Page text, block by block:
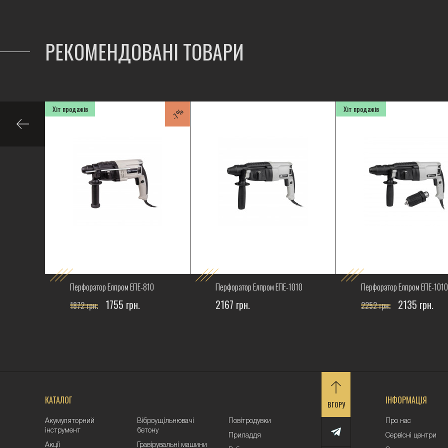
РЕКОМЕНДОВАНІ ТОВАРИ
Хіт продажів -7%
Перфоратор Елпром ЕПЕ-810
1872 грн. 1755 грн.
Перфоратор Елпром ЕПЕ-1010
2167 грн.
Хіт продажів
Перфоратор Елпром ЕПЕ-
2252 грн. 2135 грн.
КАТАЛОГ
Акумуляторний
інструмент
Акції
Віброущільнювачі
бетону
Гравірувальні машини
Повітродувки
Приладдя
ВГОРУ ІНФОРМАЦІЯ
Про нас
Сервісні центри